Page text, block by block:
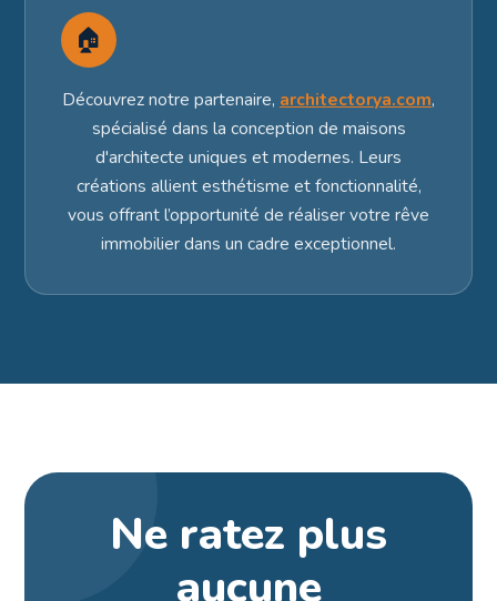
🏠
Découvrez notre partenaire, architectorya.com,
spécialisé dans la conception de maisons
d'architecte uniques et modernes. Leurs
créations allient esthétisme et fonctionnalité,
vous offrant l’opportunité de réaliser votre rêve
immobilier dans un cadre exceptionnel.
Ne ratez plus
aucune